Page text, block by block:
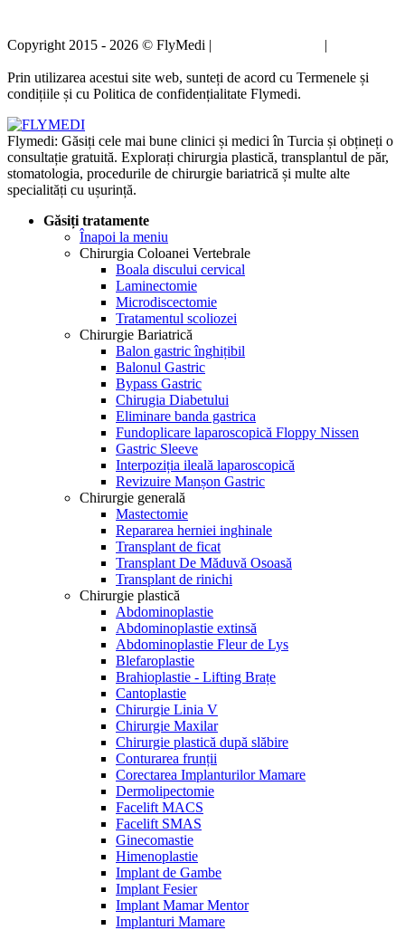
Copyright 2015 - 2026 © FlyMedi | |
Prin utilizarea acestui site web, sunteți de acord cu Termenele și
condițiile și cu Politica de confidențialitate Flymedi.
Flymedi: Găsiți cele mai bune clinici și medici în Turcia și obțineți o
consultație gratuită. Explorați chirurgia plastică, transplantul de păr,
stomatologia, procedurile de chirurgie bariatrică și multe alte
specialități cu ușurință.
Găsiți tratamente
Înapoi la meniu
Chirurgia Coloanei Vertebrale
Boala discului cervical
Laminectomie
Microdiscectomie
Tratamentul scoliozei
Chirurgie Bariatrică
Balon gastric înghițibil
Balonul Gastric
Bypass Gastric
Chirugia Diabetului
Eliminare banda gastrica
Fundoplicare laparoscopică Floppy Nissen
Gastric Sleeve
Interpoziția ileală laparoscopică
Revizuire Manșon Gastric
Chirurgie generală
Mastectomie
Repararea herniei inghinale
Transplant de ficat
Transplant De Măduvă Osoasă
Transplant de rinichi
Chirurgie plastică
Abdominoplastie
Abdominoplastie extinsă
Abdominoplastie Fleur de Lys
Blefaroplastie
Brahioplastie - Lifting Brațe
Cantoplastie
Chirurgie Linia V
Chirurgie Maxilar
Chirurgie plastică după slăbire
Conturarea frunții
Corectarea Implanturilor Mamare
Dermolipectomie
Facelift MACS
Facelift SMAS
Ginecomastie
Himenoplastie
Implant de Gambe
Implant Fesier
Implant Mamar Mentor
Implanturi Mamare